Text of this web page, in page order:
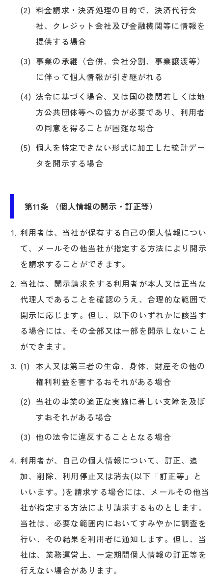
料金請求・決済処理の目的で、決済代行会
社、クレジット会社及び金融機関等に情報を
提供する場合
事業の承継（合併、会社分割、事業譲渡等）
に伴って個人情報が引き継がれる
法令に基づく場合、又は国の機関若しくは地
方公共団体等への協力が必要であり、利用者
の同意を得ることが困難な場合
個人を特定できない形式に加工した統計デー
タを開示する場合
第11条 （個人情報の開示・訂正等）
利用者は、当社が保有する自己の個人情報につい
て、メールその他当社が指定する方法により開示
を請求することができます。
当社は、開示請求をする利用者が本人又は正当な
代理人であることを確認のうえ、合理的な範囲で
開示に応じます。但し、以下のいずれかに該当す
る場合には、その全部又は一部を開示しないこと
ができます。
本人又は第三者の生命、身体、財産その他の
権利利益を害するおそれがある場合
当社の事業の適正な実施に著しい支障を及ぼ
すおそれがある場合
他の法令に違反することとなる場合
利用者が、自己の個人情報について、訂正、追
加、削除、利用停止又は消去(以下「訂正等」と
いいます。)を請求する場合には、メールその他当
社が指定する方法により請求するものとします。
当社は、必要な範囲内においてすみやかに調査を
行い、その結果を利用者に通知します。但し、当
社は、業務運営上、一定期間個人情報の訂正等を
行えない場合があります。